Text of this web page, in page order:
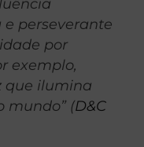
perseverante
por
exemplo,
que ilumina
mundo” (D&C